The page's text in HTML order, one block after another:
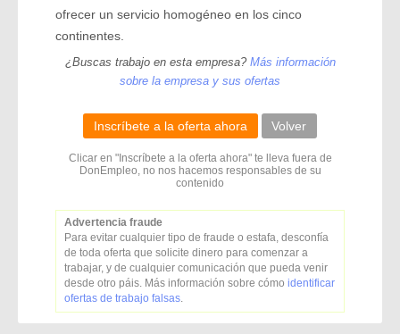
ofrecer un servicio homogéneo en los cinco
continentes.
¿Buscas trabajo en esta empresa? Más información
sobre la empresa y sus ofertas
Inscríbete a la oferta ahora Volver
Clicar en "Inscríbete a la oferta ahora" te lleva fuera de
DonEmpleo, no nos hacemos responsables de su
contenido
Advertencia fraude
Para evitar cualquier tipo de fraude o estafa, desconfía
de toda oferta que solicite dinero para comenzar a
trabajar, y de cualquier comunicación que pueda venir
desde otro páis. Más información sobre cómo identificar
ofertas de trabajo falsas.